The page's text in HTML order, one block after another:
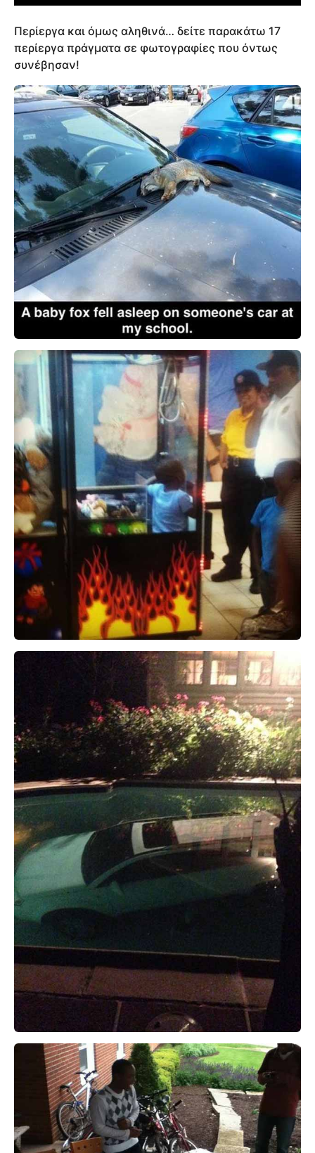
Περίεργα και όμως αληθινά… δείτε παρακάτω 17
περίεργα πράγματα σε φωτογραφίες που όντως
συνέβησαν!